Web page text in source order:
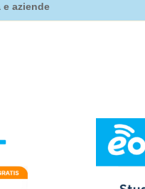
aziende